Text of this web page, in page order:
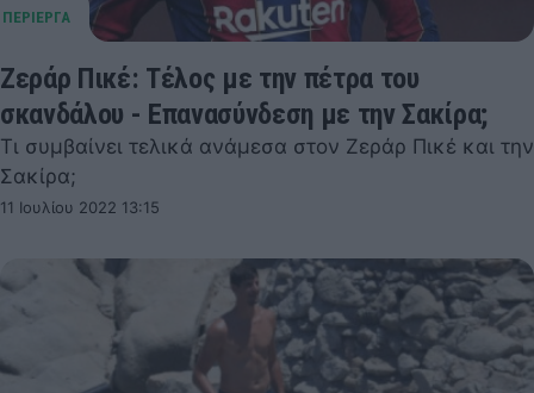
Ζεράρ Πικέ: Τέλος με την πέτρα του
σκανδάλου - Επανασύνδεση με την Σακίρα;
Τι συμβαίνει τελικά ανάμεσα στον Ζεράρ Πικέ και την
Σακίρα;
11 Ιουλίου 2022 13:15